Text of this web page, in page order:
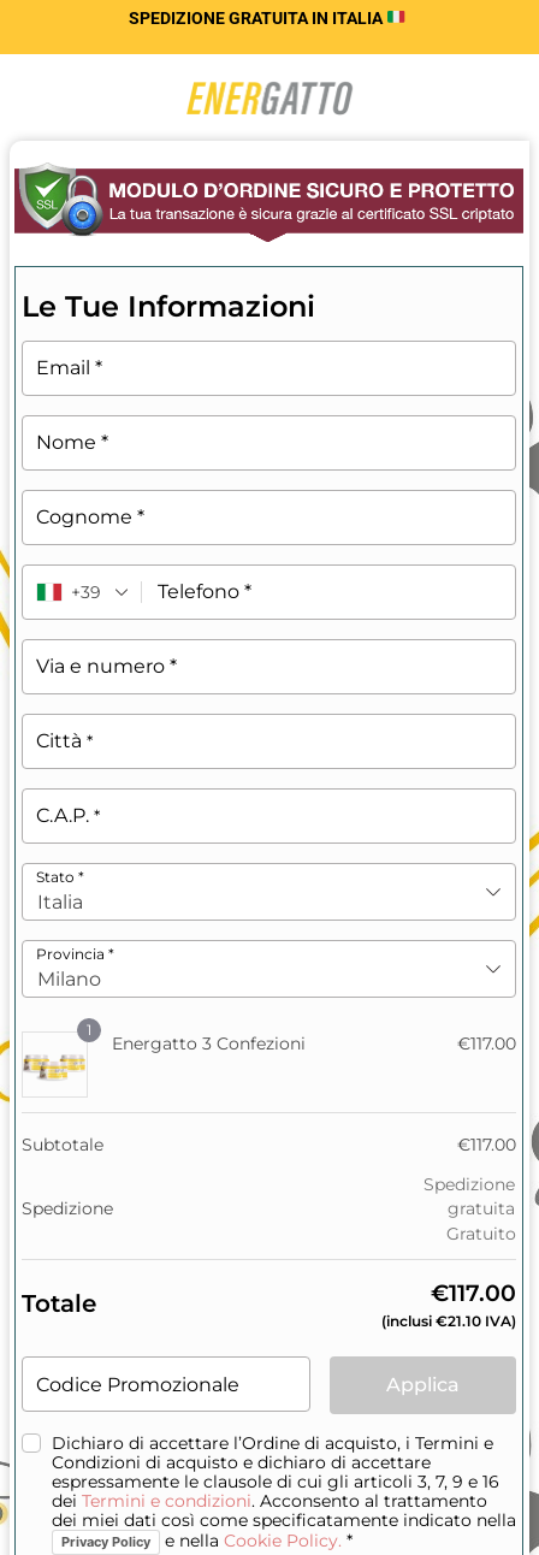
SPEDIZIONE GRATUITAIN ITALIA
Le Tue Informazioni
Email *
Nome *
Cognome *
Telefono *
+39
Via e numero *
Città *
C.A.P. *
Stato *
Italia
Provincia *
Milano
1
Energatto 3 Confezioni €117.00
Subtotale €117.00
Spedizione
Spedizione
gratuita
Gratuito
Totale €117.00
(inclusi €21.10 IVA)
Codice Promozionale Applica
Dichiaro di accettare l’Ordine di acquisto, i Termini e
Condizioni di acquisto e dichiaro di accettare
espressamente le clausole di cui gli articoli 3, 7, 9 e 16
dei Termini e condizioni. Acconsento al trattamento
dei miei dati così come specificatamente indicato nella
Privacy Policy e nella Cookie Policy. *